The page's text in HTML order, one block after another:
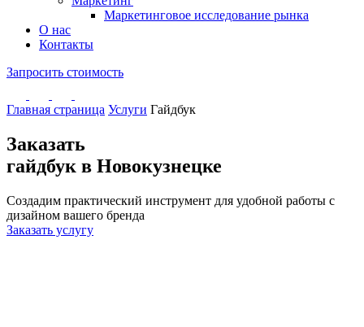
Маркетинговое исследование рынка
О нас
Контакты
Запросить стоимость
Главная страница Услуги Гайдбук
Заказать
гайдбук в Новокузнецке
Создадим практический инструмент для удобной работы с
дизайном вашего бренда
Заказать услугу